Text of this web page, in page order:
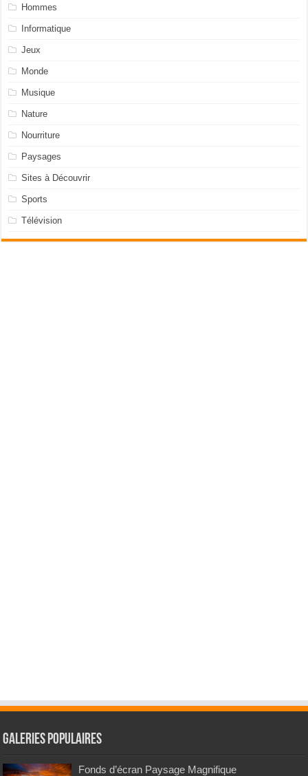
Hommes
Informatique
Jeux
Monde
Musique
Nature
Nourriture
Paysages
Sites à Découvrir
Sports
Télévision
Galeries Populaires
Fonds d’écran Paysage Magnifique